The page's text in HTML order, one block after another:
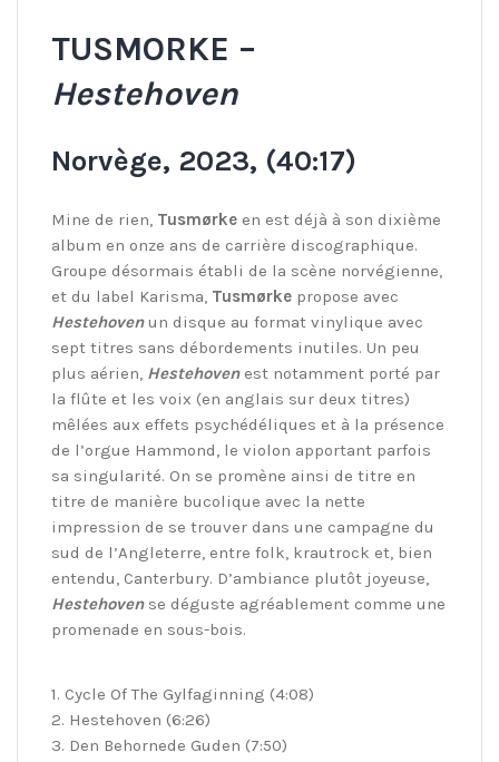
TUSMORKE –
Hestehoven
Norvège, 2023, (40:17)
Mine de rien, Tusmørke en est déjà à son dixième
album en onze ans de carrière discographique.
Groupe désormais établi de la scène norvégienne,
et du label Karisma, Tusmørke propose avec
Hestehovenun disque au format vinylique avec
sept titres sans débordements inutiles. Un peu
plus aérien, Hestehovenest notamment porté par
la flûte et les voix (en anglais sur deux titres)
mêlées aux effets psychédéliques et à la présence
de l’orgue Hammond, le violon apportant parfois
sa singularité. On se promène ainsi de titre en
titre de manière bucolique avec la nette
impression de se trouver dans une campagne du
sud de l’Angleterre, entre folk, krautrock et, bien
entendu, Canterbury. D’ambiance plutôt joyeuse,
Hestehovense déguste agréablement comme une
promenade en sous-bois.
1. Cycle Of The Gylfaginning (4:08)
2. Hestehoven (6:26)
3. Den Behornede Guden (7:50)